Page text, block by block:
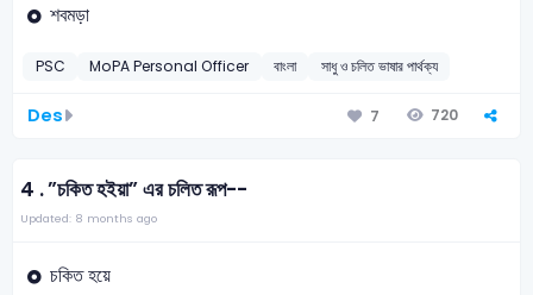
শবমড়া
PSC MoPA Personal Officer বাংলা সাধু ও চলিত ভাষার পার্থক্য
Des 7 720
4 .”চকিত হইয়া” এর চলিত রূপ--
Updated: 8 months ago
চকিত হয়ে